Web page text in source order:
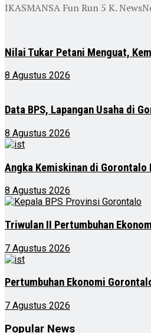
IKASMANSA Fun Run 5 K.
Nilai Tukar Petani Menguat,
8 Agustus 2026
Data BPS, Lapangan Usaha di
8 Agustus 2026
Angka Kemiskinan di Gorontalo
8 Agustus 2026
Triwulan II Pertumbuhan
7 Agustus 2026
Pertumbuhan Ekonomi
7 Agustus 2026
Popular News